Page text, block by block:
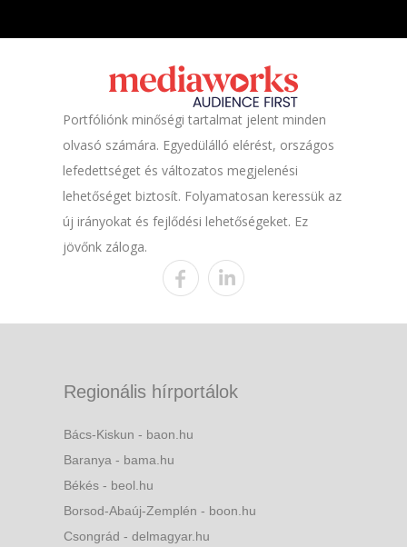
Portfóliónk minőségi tartalmat jelent minden
olvasó számára. Egyedülálló elérést, országos
lefedettséget és változatos megjelenési
lehetőséget biztosít. Folyamatosan keressük az
új irányokat és fejlődési lehetőségeket. Ez
jövőnk záloga.
Regionális hírportálok
Bács-Kiskun - baon.hu
Baranya - bama.hu
Békés - beol.hu
Borsod-Abaúj-Zemplén - boon.hu
Csongrád - delmagyar.hu